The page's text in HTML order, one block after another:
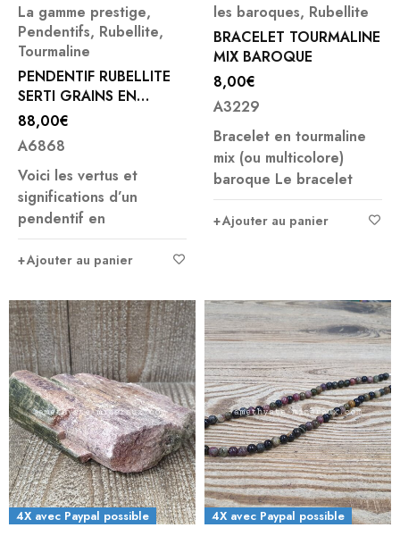
La gamme prestige,
Pendentifs, Rubellite,
Tourmaline
PENDENTIF RUBELLITE
SERTI GRAINS EN
ARGENT
88,00€
A6868
Voici les vertus et
significations d’un
pendentif en
Ajouter au panier
les baroques, Rubellite
BRACELET TOURMALINE
MIX BAROQUE
8,00€
A3229
Bracelet en tourmaline
mix (ou multicolore)
baroque Le bracelet
Ajouter au panier
4X avec Paypal possible 4X avec Paypal possible